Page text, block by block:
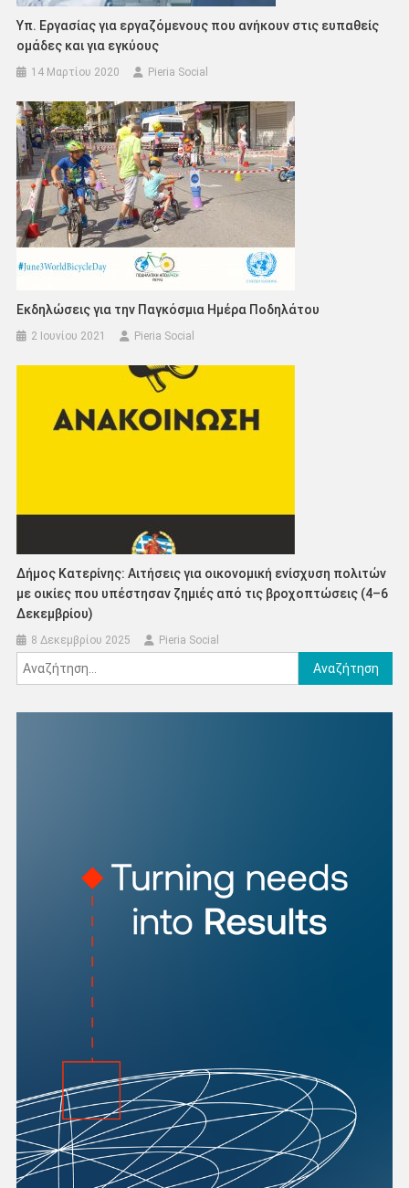
Υπ. Εργασίας για εργαζόμενους που ανήκουν στις ευπαθείς
ομάδες και για εγκύους
14 Μαρτίου 2020 Pieria Social
Εκδηλώσεις για την Παγκόσμια Ημέρα Ποδηλάτου
2 Ιουνίου 2021 Pieria Social
Δήμος Κατερίνης: Αιτήσεις για οικονομική ενίσχυση πολιτών
με οικίες που υπέστησαν ζημιές από τις βροχοπτώσεις (4–6
Δεκεμβρίου)
8 Δεκεμβρίου 2025 Pieria Social
Αναζήτηση
για: